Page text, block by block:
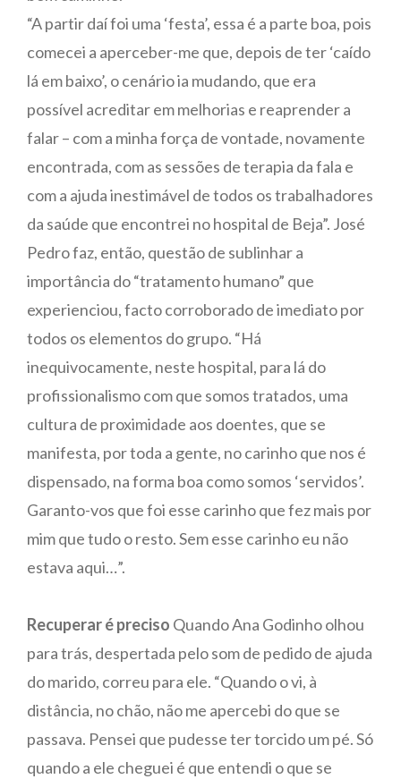
“A partir daí foi uma ‘festa’, essa é a parte boa, pois
comecei a aperceber-me que, depois de ter ‘caído
lá em baixo’, o cenário ia mudando, que era
possível acreditar em melhorias e reaprender a
falar – com a minha força de vontade, novamente
encontrada, com as sessões de terapia da fala e
com a ajuda inestimável de todos os trabalhadores
da saúde que encontrei no hospital de Beja”. José
Pedro faz, então, questão de sublinhar a
importância do “tratamento humano” que
experienciou, facto corroborado de imediato por
todos os elementos do grupo. “Há
inequivocamente, neste hospital, para lá do
profissionalismo com que somos tratados, uma
cultura de proximidade aos doentes, que se
manifesta, por toda a gente, no carinho que nos é
dispensado, na forma boa como somos ‘servidos’.
Garanto-vos que foi esse carinho que fez mais por
mim que tudo o resto. Sem esse carinho eu não
estava aqui…”.
Recuperar é preciso Quando Ana Godinho olhou
para trás, despertada pelo som de pedido de ajuda
do marido, correu para ele. “Quando o vi, à
distância, no chão, não me apercebi do que se
passava. Pensei que pudesse ter torcido um pé. Só
quando a ele cheguei é que entendi o que se